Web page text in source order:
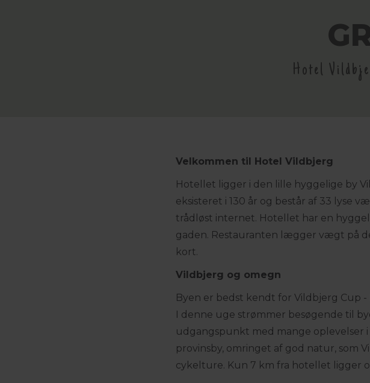
Hotel
Velkommen til Hotel Vildbjerg
Hotellet ligger i den lille hyggelige by
eksisteret i 130 år og består af 33 lyse
trådløst internet. Hotellet har en
gaden. Restauranten lægger vægt på
kort.
Vildbjerg og omegn
Byen er bedst kendt for Vildbjerg Cup
I denne uge strømmer besøgende til
udgangspunkt med mange oplevelser
provinsby, omringet af god natur, som
cykelture. Kun 7 km fra hotellet ligger